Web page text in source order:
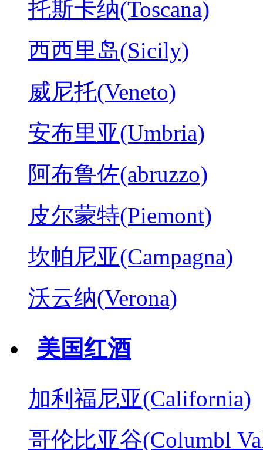
托斯卡纳(Toscana)
西西里岛(Sicily)
威尼托(Veneto)
安布里亚(Umbria)
阿布鲁佐(abruzzo)
皮尔蒙特(Piemont)
坎帕尼亚(Campagna)
沃云纳(Verona)
美国红酒
加利福尼亚(California)
哥伦比亚谷(Columbl